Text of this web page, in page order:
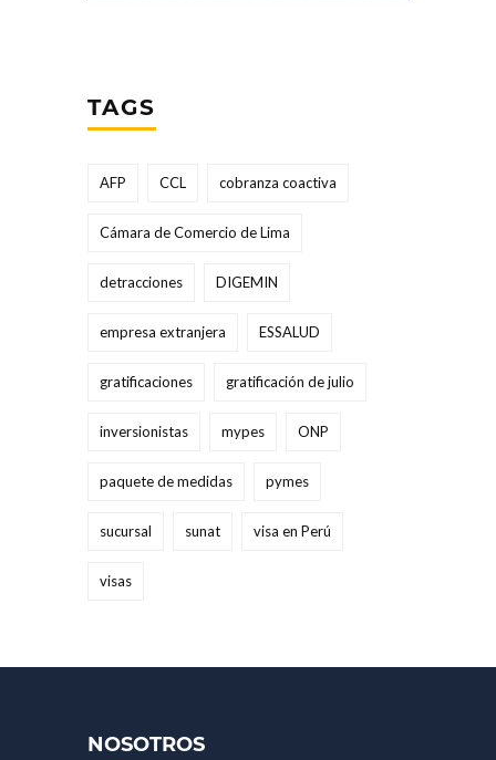
TAGS
AFP CCL cobranza coactiva
Cámara de Comercio de Lima
detracciones DIGEMIN
empresa extranjera ESSALUD
gratificaciones gratificación de julio
inversionistas mypes ONP
paquete de medidas pymes
sucursal sunat visa en Perú
visas
NOSOTROS